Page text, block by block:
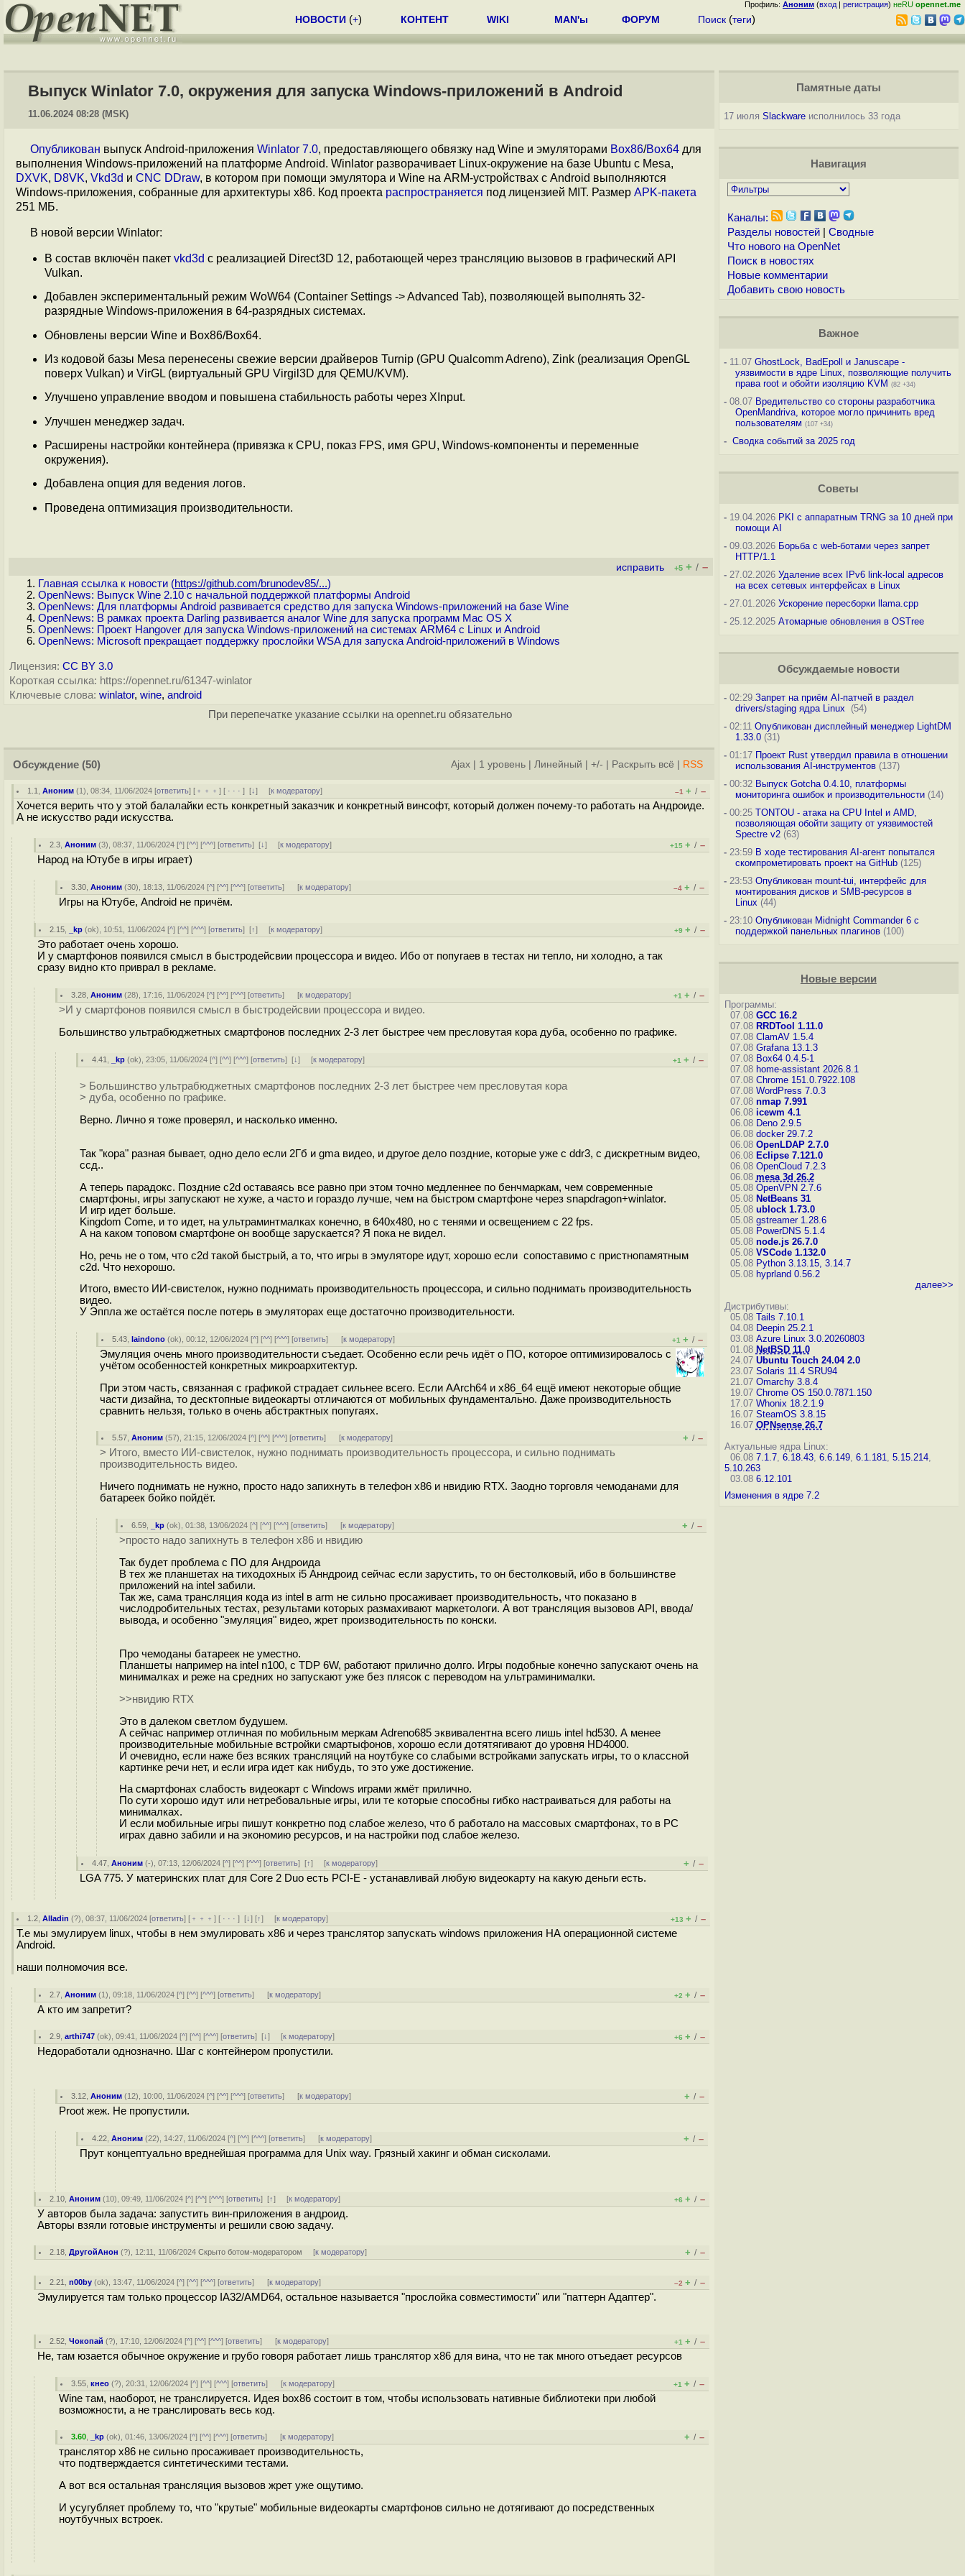
Профиль: Аноним (вход | регистрация) неRU opennet.me
НОВОСТИ (+) КОНТЕНТ WIKI MAN'ы ФОРУМ Поиск (теги)
Выпуск Winlator 7.0, окружения для запуска Windows-приложений в Android
11.06.2024 08:28 (MSK)
Опубликован выпуск Android-приложения Winlator 7.0, предоставляющего обвязку над Wine и эмуляторами Box86/Box64 для
выполнения Windows-приложений на платформе Android. Winlator разворачивает Linux-окружение на базе Ubuntu с Mesa,
DXVK, D8VK, Vkd3d и CNC DDraw, в котором при помощи эмулятора и Wine на ARM-устройствах с Android выполняются
Windows-приложения, собранные для архитектуры x86. Код проекта распространяется под лицензией MIT. Размер APK-пакета
251 МБ.
В новой версии Winlator:
В состав включён пакет vkd3d с реализацией Direct3D 12, работающей через трансляцию вызовов в графический API
Vulkan.
Добавлен экспериментальный режим WoW64 (Container Settings -> Advanced Tab), позволяющей выполнять 32-
разрядные Windows-приложения в 64-разрядных системах.
Обновлены версии Wine и Box86/Box64.
Из кодовой базы Mesa перенесены свежие версии драйверов Turnip (GPU Qualcomm Adreno), Zink (реализация OpenGL
поверх Vulkan) и VirGL (виртуальный GPU Virgil3D для QEMU/KVM).
Улучшено управление вводом и повышена стабильность работы через XInput.
Улучшен менеджер задач.
Расширены настройки контейнера (привязка к CPU, показ FPS, имя GPU, Windows-компоненты и переменные
окружения).
Добавлена опция для ведения логов.
Проведена оптимизация производительности.
исправить +5 + / –
Главная ссылка к новости (https://github.com/brunodev85/...)
OpenNews: Выпуск Wine 2.10 с начальной поддержкой платформы Android
OpenNews: Для платформы Android развивается средство для запуска Windows-приложений на базе Wine
OpenNews: В рамках проекта Darling развивается аналог Wine для запуска программ Mac OS X
OpenNews: Проект Hangover для запуска Windows-приложений на системах ARM64 c Linux и Android
OpenNews: Microsoft прекращает поддержку прослойки WSA для запуска Android-приложений в Windows
Лицензия: CC BY 3.0
Короткая ссылка: https://opennet.ru/61347-winlator
Ключевые слова: winlator, wine, android
При перепечатке указание ссылки на opennet.ru обязательно
Обсуждение (50) Ajax 1 уровень Линейный +/- Раскрыть всё RSS
1.1 ,Аноним (1), 08:34, 11/06/2024 [ответить] [ ﹢﹢﹢] [ · · ·][↓] [к модератору] –1 + / –
Хочется верить что у этой балалайки есть конкретный заказчик и конкретный винсофт, который должен почему-то работать на Андроиде.
А не искусство ради искусства.
2.3 ,Аноним (3), 08:37, 11/06/2024 [^] [^^] [^^^] [ответить][↓] [к модератору] +15 + / –
Народ на Ютубе в игры играет)
3.30 ,Аноним (30), 18:13, 11/06/2024 [^] [^^] [^^^] [ответить] [к модератору] –4 + / –
Игры на Ютубе, Android не причём.
2.15 _kp (ok), 10:51, 11/06/2024 [^] [^^] [^^^] [ответить][↑] [к модератору] +9 + / –
Это работает очень хорошо.
И у смартфонов появился смысл в быстродейсвии процессора и видео. Ибо от попугаев в тестах ни тепло, ни холодно, а так
сразу видно кто приврал в рекламе.
3.28 ,Аноним (28), 17:16, 11/06/2024 [^] [^^] [^^^] [ответить] [к модератору] +1 + / –
>И у смартфонов появился смысл в быстродейсвии процессора и видео.
Большинство ультрабюджетных смартфонов последних 2-3 лет быстрее чем пресловутая кора дуба, особенно по графике.
4.41 _kp (ok), 23:05, 11/06/2024 [^] [^^] [^^^] [ответить][↓] [к модератору] +1 + / –
> Большинство ультрабюджетных смартфонов последних 2-3 лет быстрее чем пресловутая кора
> дуба, особенно по графике.
Верно. Лично я тоже проверял, и насколько именно.
Так "кора" разная бывает, одно дело если 2Гб и gma видео, и другое дело поздние, которые уже с ddr3, с дискретным видео,
ссд..
А теперь парадокс. Поздние c2d оставаясь все равно при этом точно медленнее по бенчмаркам, чем современные
смартфоны, игры запускают не хуже, а часто и гораздо лучше, чем на быстром смартфоне через snapdragon+winlator.
И игр идет больше.
Kingdom Come, и то идет, на ультраминтмалках конечно, в 640х480, но с тенями и освещением с 22 fps.
А на каком топовом смартфоне он вообще зарускается? Я пока не видел.
Но, речь не о том, что c2d такой быстрый, а то, что игры в эмуляторе идут, хорошо если сопоставимо с пристнопамятным
c2d. Что нехорошо.
Итого, вместо ИИ-свистелок, нужно поднимать производительность процессора, и сильно поднимать производительность
видео.
У Эппла же остаётся после потерь в эмуляторах еще достаточно производительности.
5.43 ,laindono (ok), 00:12, 12/06/2024 [^] [^^] [^^^] [ответить] [к модератору] +1 + / –
Эмуляция очень много производительности съедает. Особенно если речь идёт о ПО, которое оптимизировалось с
учётом особенностей конкретных микроархитектур.
При этом часть, связанная с графикой страдает сильнее всего. Если AArch64 и x86_64 ещё имеют некоторые общие
части дизайна, то десктопные видеокарты отличаются от мобильных фундаментально. Даже производительность
сравнить нельзя, только в очень абстрактных попугаях.
5.57 ,Аноним (57), 21:15, 12/06/2024 [^] [^^] [^^^] [ответить] [к модератору] + / –
> Итого, вместо ИИ-свистелок, нужно поднимать производительность процессора, и сильно поднимать
производительность видео.
Ничего поднимать не нужно, просто надо запихнуть в телефон x86 и нвидию RTX. Заодно торговля чемоданами для
батареек бойко пойдёт.
6.59 _kp (ok), 01:38, 13/06/2024 [^] [^^] [^^^] [ответить] [к модератору] + / –
>просто надо запихнуть в телефон x86 и нвидию
Так будет проблема с ПО для Андроида
В тех же планшетах на тиходохных i5 Анндроид сейчас если зарустить, то он бестолковый, ибо в большинстве
приложений на intel забили.
Так же, сама трансляция кода из intel в arm не сильно просаживает производительность, что показано в
числодробительных тестах, результами которых размахивают маркетологи. А вот трансляция вызовов API, ввода/
вывода, и особенно "эмуляция" видео, жрет производительность по конски.
Про чемоданы батареек не уместно.
Планшеты например на intel n100, c TDP 6W, работают прилично долго. Игры подобные конечно запускают очень на
минималках и реже на средних но запускают уже без плясок с переводом на ультраминималки.
>>нвидию RTX
Это в далеком светлом будушем.
А сейчас например отличная по мобильным меркам Adreno685 эквивалентна всего лишь intel hd530. А менее
производительные мобильные встройки смартыфонов, хорошо если дотятягивают до уровня HD4000.
И очевидно, если наже без всяких трансляций на ноутбуке со слабыми встройками запускать игры, то о классной
картинке речи нет, и если игра идет как нибудь, то это уже достижение.
На смартфонах слабость видеокарт с Windows играми жмёт прилично.
По сути хорошо идут или нетребовальные игры, или те которые способны гибко настраиваться для работы на
минималках.
И если мобильные игры пишут конкретно под слабое железо, что б работало на массовых смартфонах, то в PC
играх давно забили и на экономию ресурсов, и на настройки под слабое железо.
4.47 ,Аноним (-), 07:13, 12/06/2024 [^] [^^] [^^^] [ответить][↑] [к модератору] + / –
LGA 775. У материнских плат для Core 2 Duo есть PCI-E - устанавливай любую видеокарту на какую деньги есть.
1.2 ,Alladin (?), 08:37, 11/06/2024 [ответить] [ ﹢﹢﹢] [ · · ·][↓] [↑] [к модератору] +13 + / –
Т.е мы эмулируем linux, чтобы в нем эмулировать x86 и через транслятор запускать windows приложения НА операционной системе
Android.
наши полномочия все.
2.7 ,Аноним (1), 09:18, 11/06/2024 [^] [^^] [^^^] [ответить] [к модератору] +2 + / –
А кто им запретит?
2.9 ,arthi747 (ok), 09:41, 11/06/2024 [^] [^^] [^^^] [ответить][↓] [к модератору] +6 + / –
Недоработали однозначно. Шаг с контейнером пропустили.
3.12 ,Аноним (12), 10:00, 11/06/2024 [^] [^^] [^^^] [ответить] [к модератору] + / –
Proot жеж. Не пропустили.
4.22 ,Аноним (22), 14:27, 11/06/2024 [^] [^^] [^^^] [ответить] [к модератору] + / –
Прут концептуально вреднейшая программа для Unix way. Грязный хакинг и обман сисколами.
2.10 ,Аноним (10), 09:49, 11/06/2024 [^] [^^] [^^^] [ответить][↑] [к модератору] +6 + / –
У авторов была задача: запустить вин-приложения в андроид.
Авторы взяли готовые инструменты и решили свою задачу.
2.18 ,ДругойАнон (?), 12:11, 11/06/2024Скрыто ботом-модератором [к модератору] + / –
2.21 ,n00by (ok), 13:47, 11/06/2024 [^] [^^] [^^^] [ответить] [к модератору] –2 + / –
Эмулируется там только процессор IA32/AMD64, остальное называется "прослойка совместимости" или "паттерн Адаптер".
2.52 ,Чокопай (?), 17:10, 12/06/2024 [^] [^^] [^^^] [ответить] [к модератору] +1 + / –
Не, там юзается обычное окружение и грубо говоря работает лишь транслятор x86 для вина, что не так много отъедает ресурсов
3.55 ,кнео (?), 20:31, 12/06/2024 [^] [^^] [^^^] [ответить] [к модератору] +1 + / –
Wine там, наоборот, не транслируется. Идея box86 состоит в том, чтобы использовать нативные библиотеки при любой
возможности, а не транслировать весь код.
3.60 _kp (ok), 01:46, 13/06/2024 [^] [^^] [^^^] [ответить] [к модератору] + / –
транслятор x86 не сильно просаживает производительность,
что подтверждается синтетическими тестами.
А вот вся остальная трансляция вызовов жрет уже ощутимо.
И усугубляет проблему то, что "крутые" мобильные видеокарты смартфонов сильно не дотягивают до посредственных
ноутбучных встроек.
Памятные даты
17 июля Slackwareисполнилось 33 года
Навигация
Каналы:
Разделы новостей| Сводные
Что нового на OpenNet
Поиск в новостях
Новые комментарии
Добавить свою новость
Важное
-11.07 GhostLock, BadEpoll и Januscape -
уязвимости в ядре Linux, позволяющие получить
права root и обойти изоляцию KVM (82 +34)
-08.07 Вредительство со стороны разработчика
OpenMandriva, которое могло причинить вред
пользователям (107 +34)
- Сводка событий за 2025 год
Советы
-19.04.2026 PKI с аппаратным TRNG за 10 дней при
помощи AI
-09.03.2026 Борьба с web-ботами через запрет
HTTP/1.1
-27.02.2026 Удаление всех IPv6 link-local адресов
на всех сетевых интерфейсах в Linux
-27.01.2026 Ускорение пересборки llama.cpp
-25.12.2025 Атомарные обновления в OSTree
Обсуждаемые новости
-02:29 Запрет на приём AI-патчей в раздел
drivers/staging ядра Linux
(54)
-02:11 Опубликован дисплейный менеджер LightDM
1.33.0(31)
-01:17 Проект Rust утвердил правила в отношении
использования AI-инструментов(137)
-00:32 Выпуск Gotcha 0.4.10, платформы
мониторинга ошибок и производительности(14)
-00:25 TONTOU - атака на CPU Intel и AMD,
позволяющая обойти защиту от уязвимостей
Spectre v2(63)
-23:59 В ходе тестирования AI-агент попытался
скомпрометировать проект на GitHub(125)
-23:53 Опубликован mount-tui, интерфейс для
монтирования дисков и SMB-ресурсов в
Linux (44)
-23:10 Опубликован Midnight Commander 6 c
поддержкой панельных плагинов(100)
Новые версии
Программы:
07.08 GCC 16.2
07.08 RRDTool 1.11.0
07.08 ClamAV 1.5.4
07.08 Grafana 13.1.3
07.08 Box64 0.4.5-1
07.08 home-assistant 2026.8.1
07.08 Chrome 151.0.7922.108
07.08 WordPress 7.0.3
07.08 nmap 7.991
06.08 icewm 4.1
06.08 Deno 2.9.5
06.08 docker 29.7.2
06.08 OpenLDAP 2.7.0
06.08 Eclipse 7.121.0
06.08 OpenCloud 7.2.3
06.08 mesa 3d 26.2
05.08 OpenVPN 2.7.6
05.08 NetBeans 31
05.08 ublock 1.73.0
05.08 gstreamer 1.28.6
05.08 PowerDNS 5.1.4
05.08 node.js 26.7.0
05.08 VSCode 1.132.0
05.08 Python 3.13.15, 3.14.7
05.08 hyprland 0.56.2
далее>>
Дистрибутивы:
05.08 Tails 7.10.1
04.08 Deepin 25.2.1
03.08 Azure Linux 3.0.20260803
01.08 NetBSD 11.0
24.07 Ubuntu Touch 24.04 2.0
23.07 Solaris 11.4 SRU94
21.07 Omarchy 3.8.4
19.07 Chrome OS 150.0.7871.150
17.07 Whonix 18.2.1.9
16.07 SteamOS 3.8.15
16.07 OPNsense 26.7
Актуальные ядра Linux:
06.08 7.1.7, 6.18.43, 6.6.149, 6.1.181, 5.15.214,
5.10.263
03.08 6.12.101
Изменения в ядре 7.2